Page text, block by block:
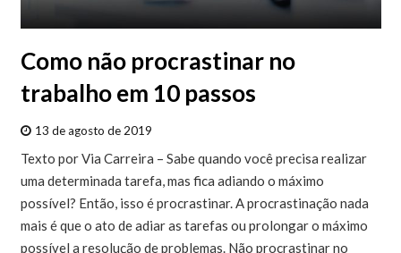
Como não procrastinar no
trabalho em 10 passos
13 de agosto de 2019
Texto por Via Carreira – Sabe quando você precisa realizar
uma determinada tarefa, mas fica adiando o máximo
possível? Então, isso é procrastinar. A procrastinação nada
mais é que o ato de adiar as tarefas ou prolongar o máximo
possível a resolução de problemas. Não procrastinar no